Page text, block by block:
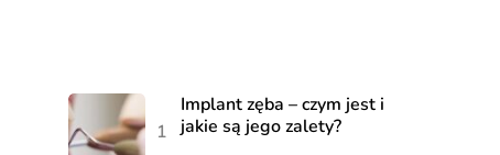
Implant zęba – czym jest i
jakie są jego zalety?